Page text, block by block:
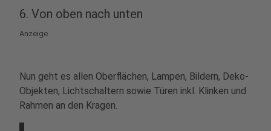
6. Von oben nach unten
Anzeige
Nun geht es allen Oberflächen, Lampen, Bildern, Deko-
Objekten, Lichtschaltern sowie Türen inkl. Klinken und
Rahmen an den Kragen.